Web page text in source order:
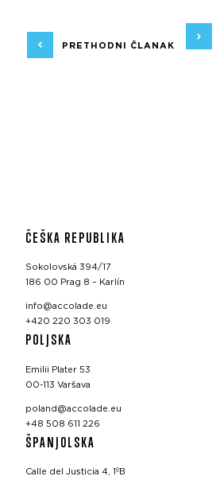
PRETHODNI ČLANAK
ČEŠKA REPUBLIKA
Sokolovská 394/17
186 00 Prag 8 – Karlín
info@accolade.eu
+420 220 303 019
POLJSKA
Emilii Plater 53
00-113 Varšava
poland@accolade.eu
+48 508 611 226
ŠPANJOLSKA
Calle del Justicia 4, 1ºB